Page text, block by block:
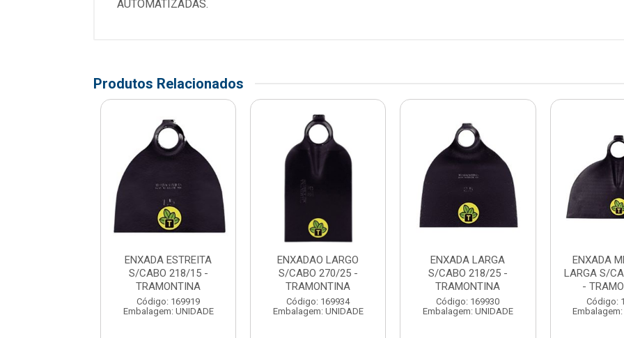
AUTOMATIZADAS.
Produtos Relacionados
ENXADA ESTREITA
S/CABO 218/15 -
TRAMONTINA
Código: 169919
Embalagem: UNIDADE
ENXADAO LARGO
S/CABO 270/25 -
TRAMONTINA
Código: 169934
Embalagem: UNIDADE
ENXADA LARGA
S/CABO 218/25 -
TRAMONTINA
Código: 169930
Embalagem: UNIDADE
ENXADA
LARGA S/
-
Código:
Embalagem: